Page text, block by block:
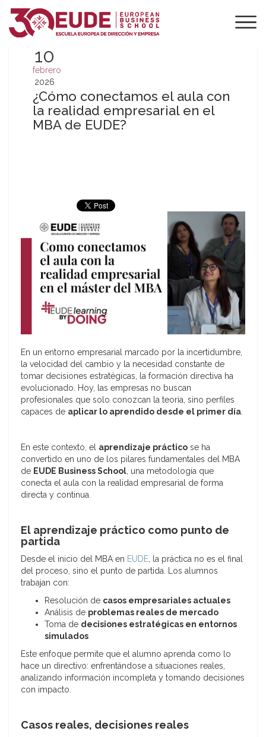
10
febrero
2026
¿Cómo conectamos el aula con
la realidad empresarial en el
MBA de EUDE?
En un entorno empresarial marcado por la incertidumbre,
la velocidad del cambio y la necesidad constante de
tomar decisiones estratégicas, la formación directiva ha
evolucionado. Hoy, las empresas no buscan
profesionales que solo conozcan la teoría, sino perfiles
capaces de aplicar lo aprendido desde el primer día.
En este contexto, el aprendizaje práctico se ha
convertido en uno de los pilares fundamentales del MBA
de EUDE Business School, una metodología que
conecta el aula con la realidad empresarial de forma
directa y continua.
El aprendizaje práctico como punto de
partida
Desde el inicio del MBA en EUDE, la práctica no es el final
del proceso, sino el punto de partida. Los alumnos
trabajan con:
Resolución de casos empresariales actuales
Análisis de problemas reales de mercado
Toma de decisiones estratégicas en entornos
simulados
Este enfoque permite que el alumno aprenda como lo
hace un directivo: enfrentándose a situaciones reales,
analizando información incompleta y tomando decisiones
con impacto.
Casos reales, decisiones reales